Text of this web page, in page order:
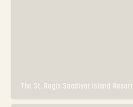
The St. Regis Saadiyat Island Resort